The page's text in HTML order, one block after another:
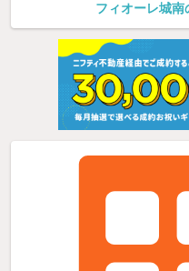
フィオーレ城南